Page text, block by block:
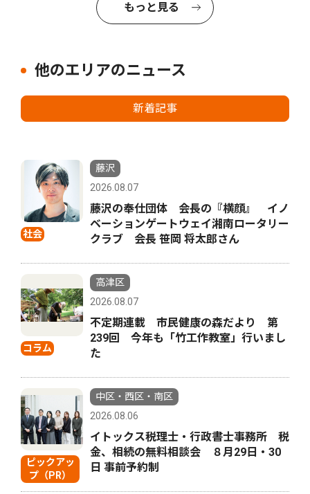
もっと見る
他のエリアのニュース
新着記事
社会
藤沢
2026.08.07
藤沢の奉仕団体 会長の『横顔』 イノ
ベーションゲートウェイ湘南ロータリー
クラブ 会長 笹岡 将太郎さん
コラム
高津区
2026.08.07
不定期連載 市民健康の森だより 第
239回 今年も「竹工作教室」行いまし
た
ピックアッ
プ（PR）
中区・西区・南区
2026.08.06
イトックス税理士・行政書士事務所 税
金、相続の無料相談会 ８月29日・30
日 事前予約制